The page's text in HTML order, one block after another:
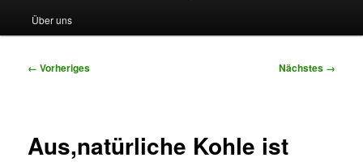
Über uns
Bilder-
← Vorheriges Nächstes →
Aus,natürliche Kohle ist